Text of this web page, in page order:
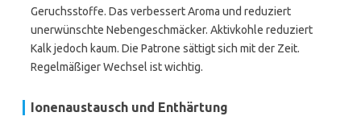
Geruchsstoffe. Das verbessert Aroma und reduziert
unerwünschte Nebengeschmäcker. Aktivkohle reduziert
Kalk jedoch kaum. Die Patrone sättigt sich mit der Zeit.
Regelmäßiger Wechsel ist wichtig.
Ionenaustausch und Enthärtung